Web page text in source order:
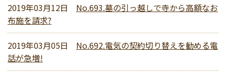
2019年03月12日
No.693.墓の引っ越しで寺から高額なお
布施を請求?
2019年03月05日
No.692.電気の契約切り替えを勧める電
話が急増!